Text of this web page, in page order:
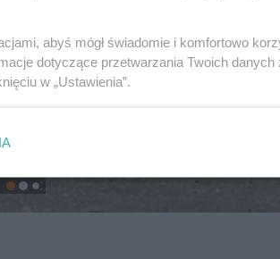
abyś mógł świadomie i komfortowo
dotyczące przetwarzania Twoich
w „Ustawienia”.